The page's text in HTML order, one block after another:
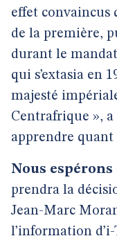
effet convaincus
de la première,
durant le
qui s’extasia en
majesté
Centrafrique »,
apprendre quant
Nous espérons
prendra la
Jean-Marc
l’information